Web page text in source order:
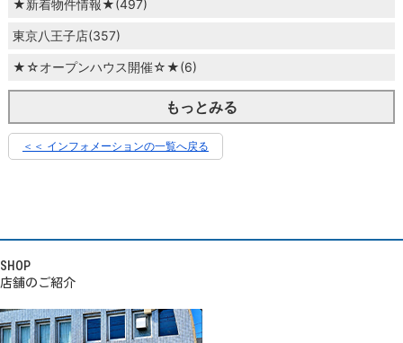
★新着物件情報★(497)
東京八王子店(357)
★☆オープンハウス開催☆★(6)
もっとみる
＜＜ インフォメーションの一覧へ戻る
SHOP
店舗のご紹介